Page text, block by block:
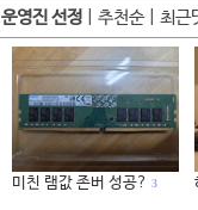
운영진 선정 추천순| 최근
미친 램값 존버 성공? 3